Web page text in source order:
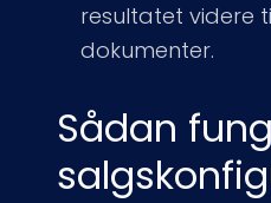
resultatet videre
dokumenter.
Sådan